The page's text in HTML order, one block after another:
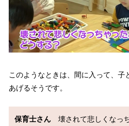
このようなときは、間に入って、子
あげるそうです。
保育士さん 壊されて悲しくなっ